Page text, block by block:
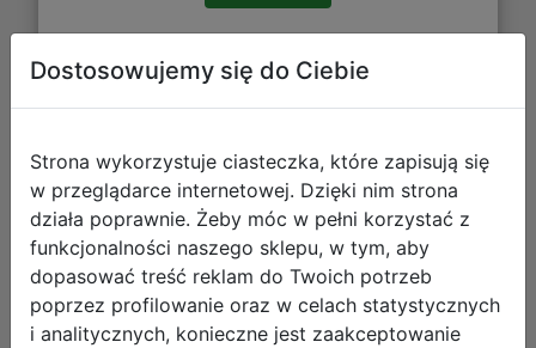
Zestaw kości fosforyzujących
Władca Pierścieni: Moria
Dostosowujemy się do Ciebie
Strona wykorzystuje ciasteczka, które zapisują się
w przeglądarce internetowej. Dzięki nim strona
działa poprawnie. Żeby móc w pełni korzystać z
funkcjonalności naszego sklepu, w tym, aby
dopasować treść reklam do Twoich potrzeb
poprzez profilowanie oraz w celach statystycznych
i analitycznych, konieczne jest zaakceptowanie